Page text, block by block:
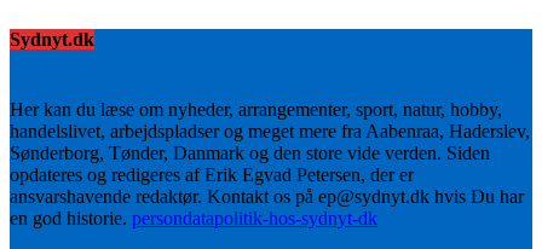
Sydnyt.dk
Her kan du læse om nyheder, arrangementer, sport, natur, hobby,
handelslivet, arbejdspladser og meget mere fra Aabenraa, Haderslev,
Sønderborg, Tønder, Danmark og den store vide verden. Siden
opdateres og redigeres af Erik Egvad Petersen, der er
ansvarshavende redaktør. Kontakt os på ep@sydnyt.dk hvis Du har
en god historie. persondatapolitik-hos-sydnyt-dk